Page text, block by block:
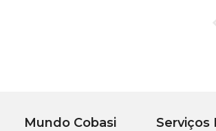
Mundo Cobasi Serviços